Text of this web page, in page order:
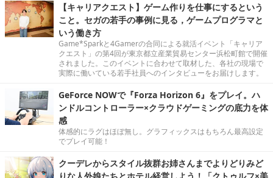
【キャリアクエスト】ゲーム作りを仕事にするという
こと。セガの若手の事例に見る，ゲームプログラマと
いう働き方
Game*Sparkと4Gamerの合同による就活イベント「キャリア
クエスト」の第4回が東京都立産業貿易センター浜松町館で開催
されました。このイベントに合わせて取材した、各社の現場で
実際に働いている若手社員へのインタビューをお届けします。
GeForce NOWで『Forza Horizon 6』をプレイ。ハ
ンドルコントローラー×クラウドゲーミングの底力を体
感
体感的にラグはほぼ無し。グラフィックスはもちろん最高設定
でプレイ可能！
クーデレからスタイル抜群お姉さんまでよりどりみど